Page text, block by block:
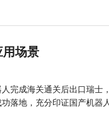
用场景
完成海关通关后出口瑞
落地，充分印证国产机器